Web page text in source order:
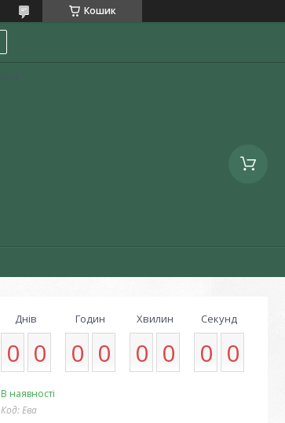
Кошик
Днів
0 0
Годин
0 0
Хвилин
0 0
Секунд
0 0
В наявності
Код:Ева